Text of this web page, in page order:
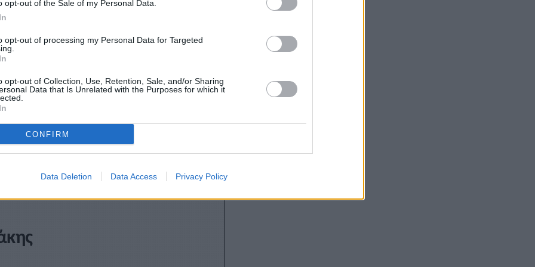
opt-out of the Sale of my Personal Data.
opt-out of processing my Personal Data for Targeted
opt-out of Collection, Use, Retention, Sale, and/or Sharing
Data that Is Unrelated with the Purposes for which it
CONFIRM
Data Deletion Data Access Privacy Policy
απαιτείται η υποβολή δήλωσης
ΑΝΕΠΙΦΥΛΑΚΤΑ, ότι αποδέχεται τους όρους
του
ΣΕΓΑΣ
.
τους.
των